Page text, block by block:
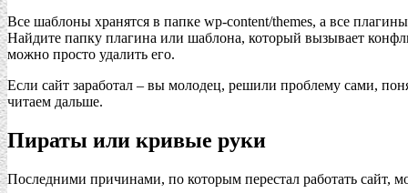
Все шаблоны хранятся в папке wp-content/themes, а все
Найдите папку плагина или шаблона, который вызывает
можно просто удалить его.
Если сайт заработал – вы молодец, решили проблему сами,
читаем дальше.
Пираты или кривые руки
Последними причинами, по которым перестал работать сайт,